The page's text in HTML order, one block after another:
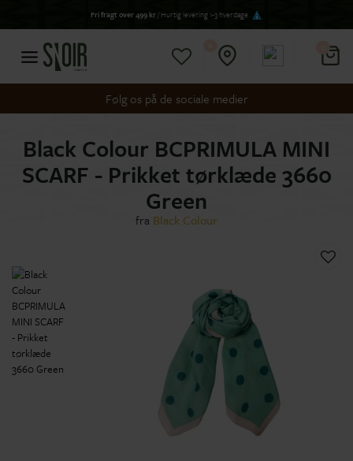
Fri fragt over 499 kr/ Hurtig levering 1-3 hverdage
Følg os på de sociale medier
Black Colour BCPRIMULA MINI
SCARF - Prikket tørklæde 3660
Green
fra Black Colour